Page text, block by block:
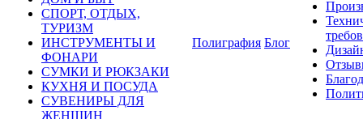
СПОРТ, ОТДЫХ,
ТУРИЗМ
ИНСТРУМЕНТЫ И
ФОНАРИ
СУМКИ И РЮКЗАКИ
КУХНЯ И ПОСУДА
СУВЕНИРЫ ДЛЯ
ЖЕНЩИН
Полиграфия Блог